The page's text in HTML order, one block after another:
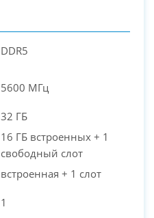
DDR5
5600 МГц
32 ГБ
16 ГБ встроенных + 1
свободный слот
встроенная + 1 слот
1